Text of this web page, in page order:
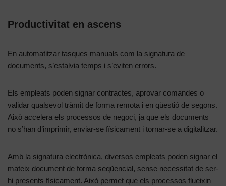
Productivitat en ascens
En automatitzar tasques manuals com la signatura de
documents, s’estalvia temps i s’eviten errors.
Els empleats poden signar contractes, aprovar comandes o
validar qualsevol tràmit de forma remota i en qüestió de segons.
Això accelera els processos de negoci, ja que els documents
no s’han d’imprimir, enviar-se físicament i tornar-se a digitalitzar.
Amb la signatura electrònica, diversos empleats poden signar el
mateix document de forma seqüencial, sense necessitat de ser-
hi presents físicament. Això permet que els processos flueixin